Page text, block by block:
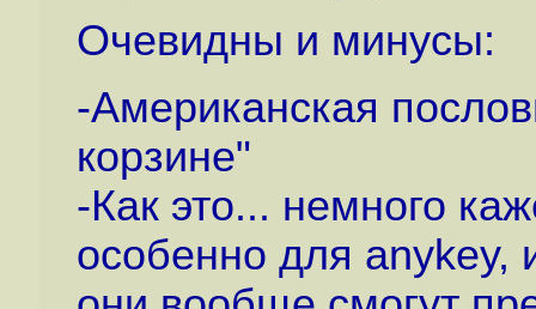
Очевидны и минусы:
-Американская
корзине"
-Как это... немного
особенно для anykey,